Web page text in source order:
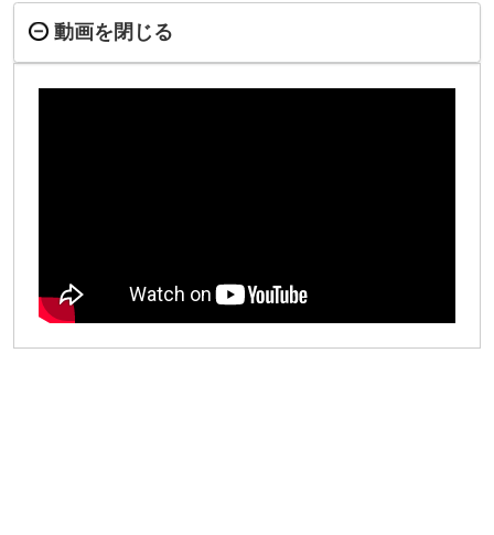
動画を閉じる